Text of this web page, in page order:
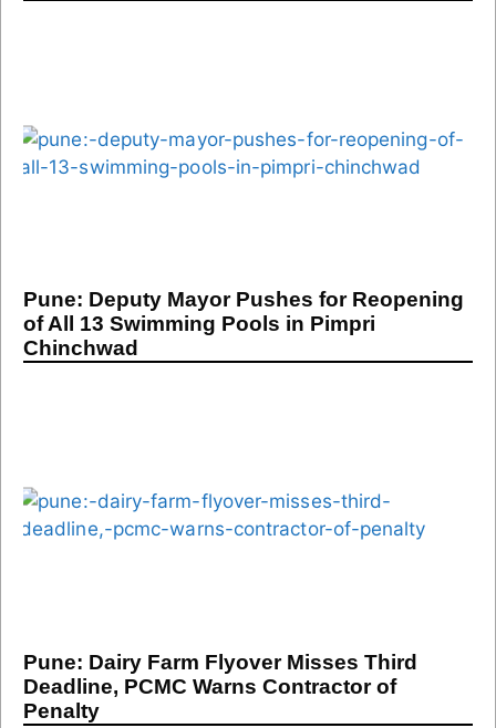
Pune: Deputy Mayor Pushes for Reopening
of All 13 Swimming Pools in Pimpri
Chinchwad
Pune: Dairy Farm Flyover Misses Third
Deadline, PCMC Warns Contractor of
Penalty